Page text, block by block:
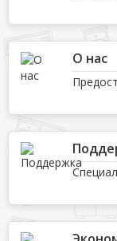
О нас